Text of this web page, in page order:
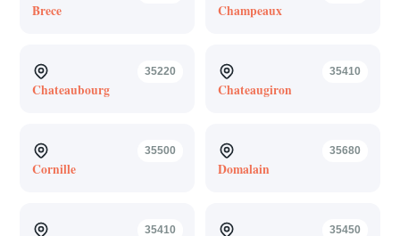
Brece Champeaux
35220
Chateaubourg
35410
Chateaugiron
35500
Cornille
35680
Domalain
35410 35450